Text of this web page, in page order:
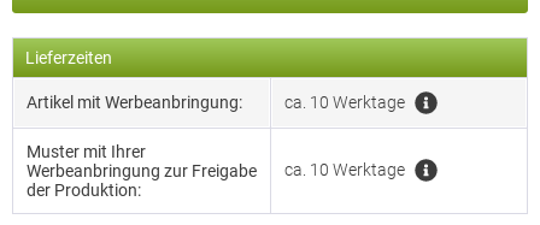
Lieferzeiten
Artikel mit Werbeanbringung: ca. 10 Werktage
Muster mit Ihrer
Werbeanbringung zur Freigabe
der Produktion:
ca. 10 Werktage